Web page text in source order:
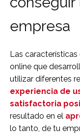
empresa
Las características
online que
utilizar diferentes
experiencia de
satisfactoria
resultado en el
lo tanto, de tu